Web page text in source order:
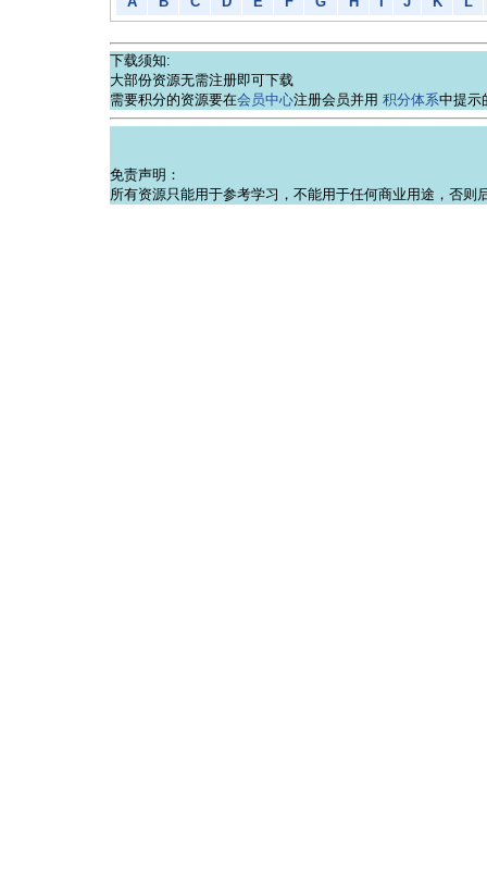
下载须知:
大部份资源无需注册即可下载
需要积分的资源要在会员中心注册会员并用 积分体系中提示
免责声明：
所有资源只能用于参考学习，不能用于任何商业用途，否则